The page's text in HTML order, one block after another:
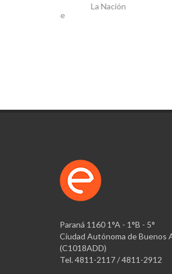
La Nación
Paraná 1160 1°A - 1°B - 5°
Ciudad Autónoma de Buenos
(C1018ADD)
Tel. 4811-2117 / 4811-2912